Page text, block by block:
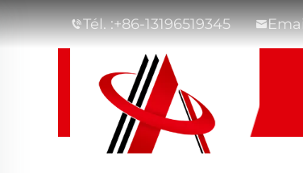
Tél. :+86-13196519345